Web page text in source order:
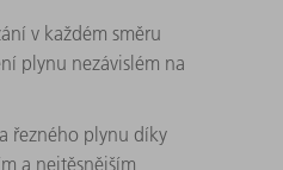
v každém směru
plynu nezávislém na
řezného plynu díky
a nejtěsnějším